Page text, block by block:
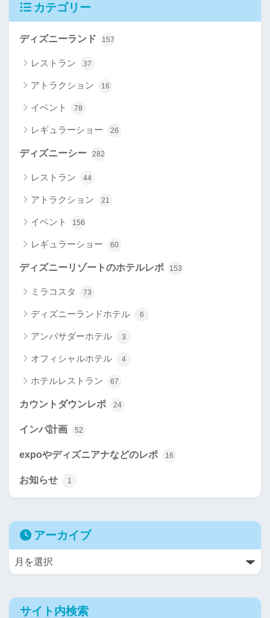
カテゴリー
ディズニーランド 157
レストラン 37
アトラクション 16
イベント 78
レギュラーショー 26
ディズニーシー 282
レストラン 44
アトラクション 21
イベント 156
レギュラーショー 60
ディズニーリゾートのホテルレポ 153
ミラコスタ 73
ディズニーランドホテル 6
アンバサダーホテル 3
オフィシャルホテル 4
ホテルレストラン 67
カウントダウンレポ 24
インパ計画 52
expoやディズニアナなどのレポ 16
お知らせ 1
アーカイブ
サイト内検索